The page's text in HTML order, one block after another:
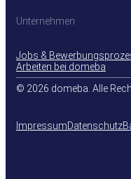
Unternehmen
Jobs &
Arbeiten bei domeba
© 2026 domeba. Alle
ImpressumDatenschutz